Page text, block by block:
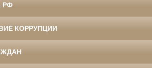
РФ
КОРРУПЦИИ